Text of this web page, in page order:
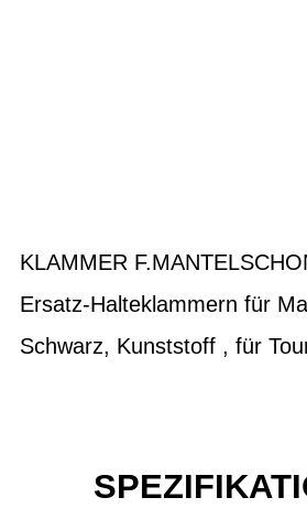
KLAMMER
Ersatz-Halteklammern für
Schwarz, Kunststoff , für